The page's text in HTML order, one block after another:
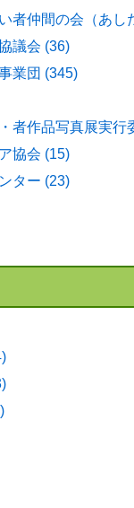
者仲間の会（あし
議会 (36)
業団 (345)
者作品写真展実行
協会 (15)
ター (23)